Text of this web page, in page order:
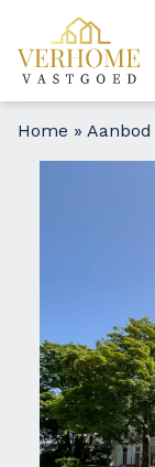
Home » Aanbod